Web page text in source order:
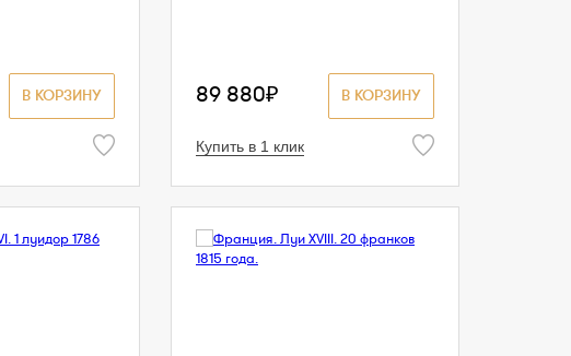
В КОРЗИНУ В КОРЗИНУ
89 880₽
Купить в 1 клик